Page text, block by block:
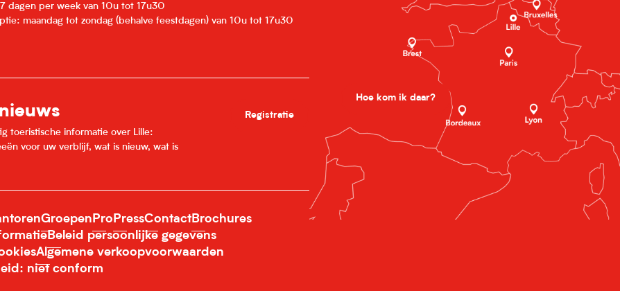
dagen per week van 10u tot 17u30
maandag tot zondag (behalve feestdagen) van 10u tot 17u30
toeristische informatie over Lille:
voor uw verblijf, wat is nieuw, wat is
Registratie
Groepen Pro PressContactBrochures
Beleid persoonlijke gegevens
Algemene verkoopvoorwaarden
niet conform
Hoe kom ik daar?